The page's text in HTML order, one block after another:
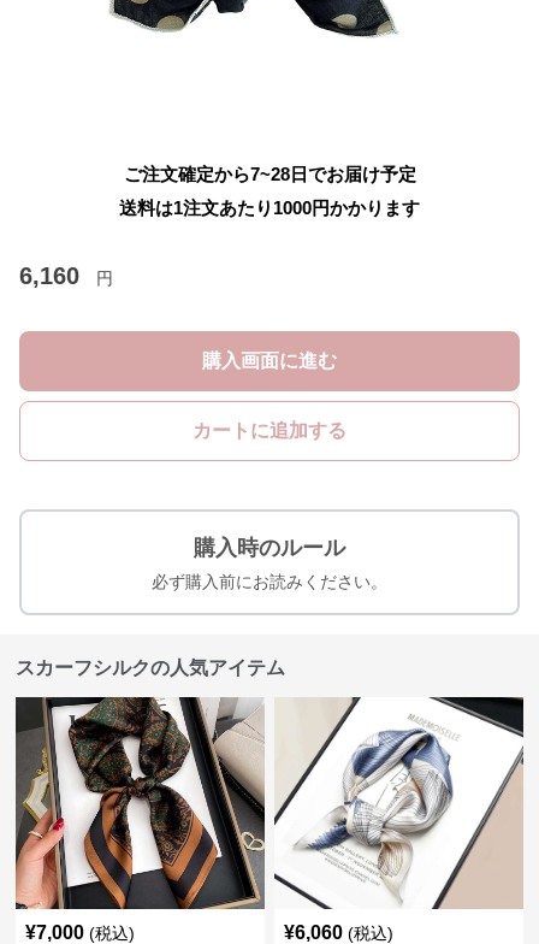
ご注文確定から7~28日でお届け予定
送料は1注文あたり 1000円かかります
6,160 円
購入画面に進む
カートに追加する
購入時のルール
必ず購入前にお読みください。
スカーフシルクの人気アイテム
¥7,000 (税込) ¥6,060 (税込)